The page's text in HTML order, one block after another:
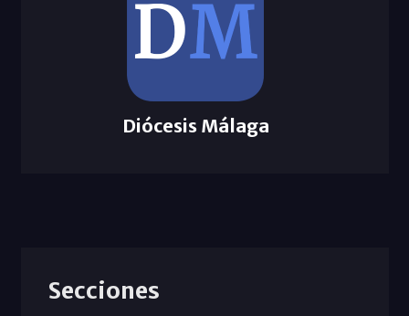
Diócesis Málaga
Secciones